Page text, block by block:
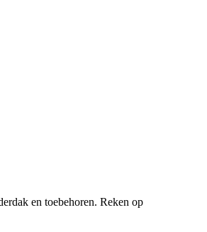
en toebehoren. Reken op